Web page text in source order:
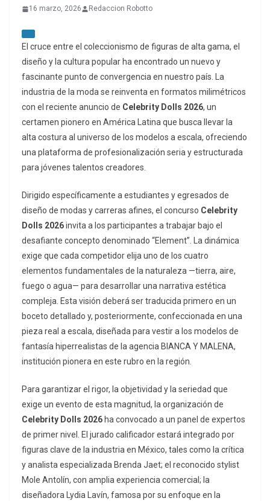
16 marzo, 2026 Redaccion Robotto
El cruce entre el coleccionismo de figuras de alta gama, el
diseño y la cultura popular ha encontrado un nuevo y
fascinante punto de convergencia en nuestro país. La
industria de la moda se reinventa en formatos milimétricos
con el reciente anuncio de Celebrity Dolls 2026, un
certamen pionero en América Latina que busca llevar la
alta costura al universo de los modelos a escala, ofreciendo
una plataforma de profesionalización seria y estructurada
para jóvenes talentos creadores.
Dirigido específicamente a estudiantes y egresados de
diseño de modas y carreras afines, el concurso Celebrity
Dolls 2026invita a los participantes a trabajar bajo el
desafiante concepto denominado “Element”. La dinámica
exige que cada competidor elija uno de los cuatro
elementos fundamentales de la naturaleza —tierra, aire,
fuego o agua— para desarrollar una narrativa estética
compleja. Esta visión deberá ser traducida primero en un
boceto detallado y, posteriormente, confeccionada en una
pieza real a escala, diseñada para vestir a los modelos de
fantasía hiperrealistas de la agencia BIANCA Y MALENA,
institución pionera en este rubro en la región.
Para garantizar el rigor, la objetividad y la seriedad que
exige un evento de esta magnitud, la organización de
Celebrity Dolls 2026 ha convocado a un panel de expertos
de primer nivel. El jurado calificador estará integrado por
figuras clave de la industria en México, tales como la crítica
y analista especializada Brenda Jaet; el reconocido stylist
Mole Antolín, con amplia experiencia comercial; la
diseñadora Lydia Lavín, famosa por su enfoque en la